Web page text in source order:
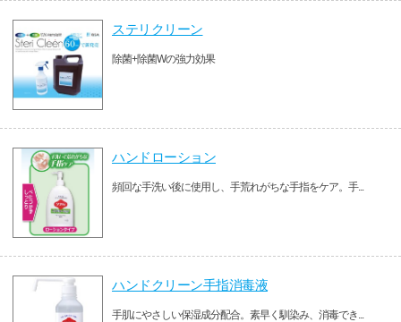
ステリクリーン
除菌+除菌Wの強力効果
ハンドローション
頻回な手洗い後に使用し、手荒れがちな手指をケア。手...
ハンドクリーン手指消毒液
手肌にやさしい保湿成分配合。素早く馴染み、消毒でき...